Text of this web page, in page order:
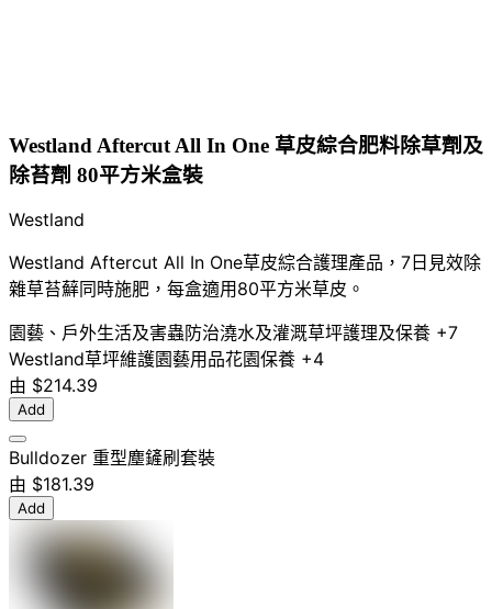
Westland Aftercut All In One 草皮綜合肥料除草劑及
除苔劑 80平方米盒裝
Westland
Westland Aftercut All In One草皮綜合護理產品，7日見效除
雜草苔蘚同時施肥，每盒適用80平方米草皮。
園藝、戶外生活及害蟲防治澆水及灌溉草坪護理及保養 +7
Westland草坪維護園藝用品花園保養 +4
由 $214.39
Add
Bulldozer 重型塵鏟刷套裝
由 $181.39
Add